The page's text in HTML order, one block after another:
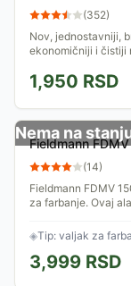
(352)
Nov, jednostavniji,
ekonomičniji i čistiji
napravljen je od
sa strane se nalazi
koji se...
1,950 RSD
Nema na
Fieldmann
(14)
Fieldmann FDMV
za farbanje. Ovaj
◈Tip: valjak za
3,999 RSD